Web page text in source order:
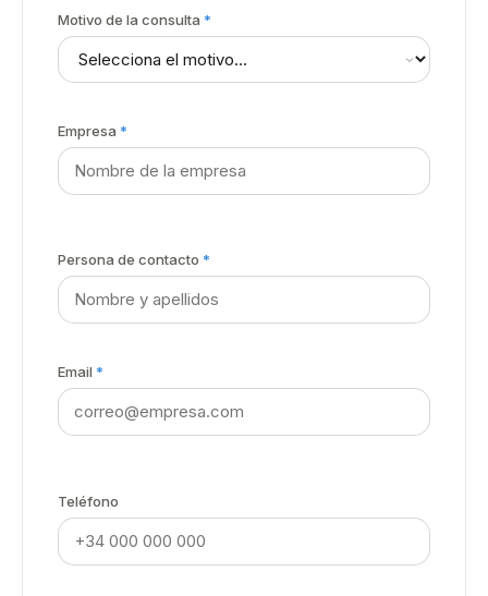
Motivo de la consulta *
Empresa *
Persona de contacto *
Email *
Teléfono